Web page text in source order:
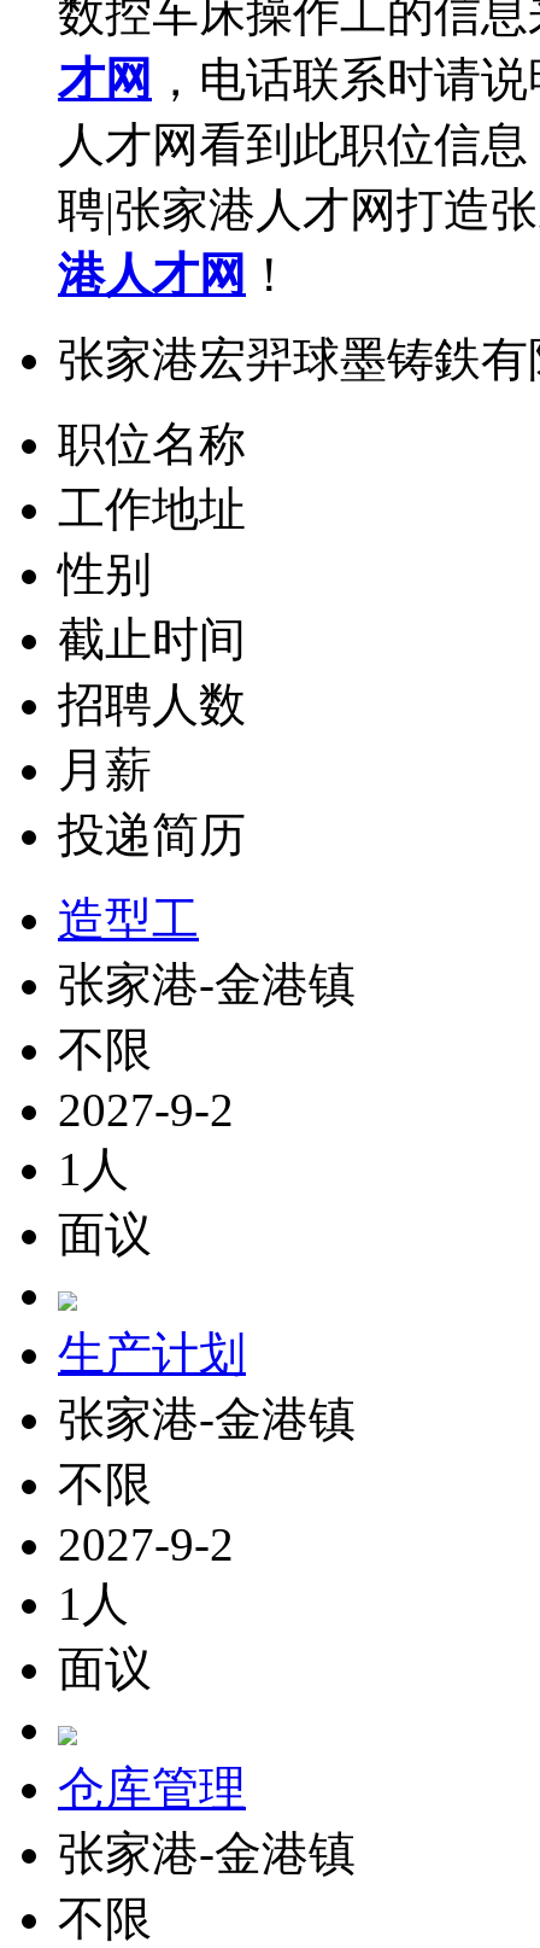
数控车床操作工的信息
才网 ，电话联系时请
人才网看到此职位信
聘|张家港人才网打造
港人才网 ！
张家港宏羿球墨铸鉄
职位名称
工作地址
性别
截止时间
招聘人数
月薪
投递简历
造型工
张家港-金港镇
不限
2027-9-2
1人
面议
生产计划
张家港-金港镇
不限
2027-9-2
1人
面议
仓库管理
张家港-金港镇
不限